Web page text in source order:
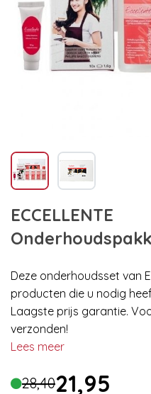
ECCELLENTE
Deze onderhoudsset van
producten die u nodig
Laagste prijs garantie.
verzonden!
Lees meer
28,4021,95